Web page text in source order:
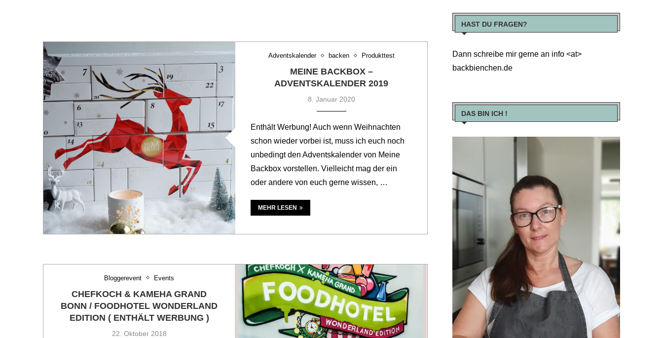
Adventskalender backen Produkttest
MEINE BACKBOX –
ADVENTSKALENDER 2019
8. Januar 2020
Enthält Werbung! Auch wenn Weihnachten
schon wieder vorbei ist, muss ich euch noch
unbedingt den Adventskalender von Meine
Backbox vorstellen. Vielleicht mag der ein
oder andere von euch gerne wissen, …
MEHR LESEN
Bloggerevent Events
CHEFKOCH & KAMEHA GRAND
BONN / FOODHOTEL WONDERLAND
EDITION ( ENTHÄLT WERBUNG )
22. Oktober 2018
HAST DU FRAGEN?
Dann schreibe mir gerne an info <at>
backbienchen.de
DAS BIN ICH !